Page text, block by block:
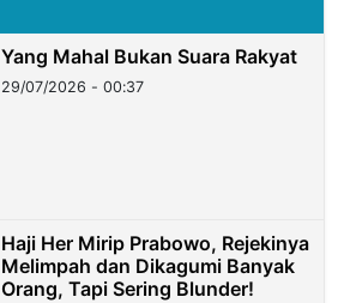
Yang Mahal Bukan Suara Rakyat
29/07/2026 - 00:37
Haji Her Mirip Prabowo, Rejekinya
Melimpah dan Dikagumi Banyak
Orang, Tapi Sering Blunder!